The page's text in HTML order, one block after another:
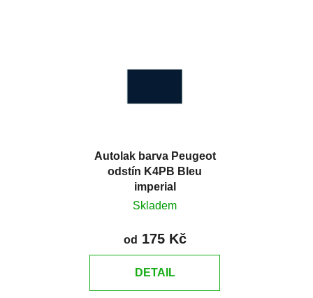
Autolak barva Peugeot
odstín K4PB Bleu
imperial
Skladem
od 175 Kč
DETAIL